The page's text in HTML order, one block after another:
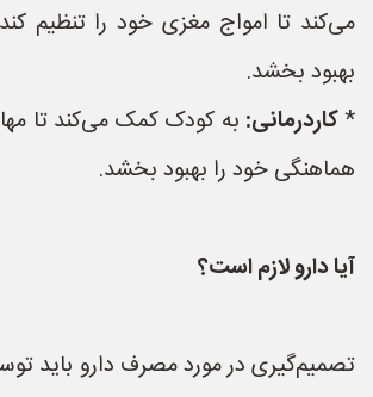
می‌کند تا امواج مغزی خود را تنظیم
بهبود بخشد.
*کاردرمانی: به کودک کمک می‌کند تا
هماهنگی خود را بهبود بخشد.
آیا دارو لازم است؟
تصمیم‌گیری در مورد مصرف دارو باید